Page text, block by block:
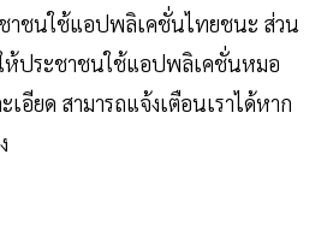
าชนใช้แอปพลิเคชั่นไทยชนะ ส่วน
ประชาชนใช้แอปพลิเคชั่นหมอ
อียด สามารถแจ้งเตือนเราได้หาก